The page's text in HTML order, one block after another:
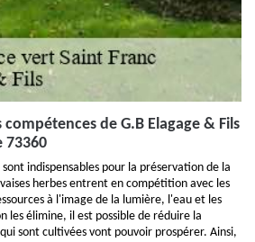
de G.B Elagage & Fils
73360
indispensables pour la préservation de la
herbes entrent en compétition avec les
à l'image de la lumière, l'eau et les
les élimine, il est possible de réduire la
sont cultivées vont pouvoir prospérer. Ainsi,